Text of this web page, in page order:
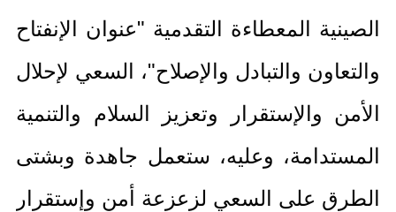
الصينية المعطاءة التقدمية "عنوان الإنفتاح
والتعاون والتبادل والإصلاح"، السعي لإحلال
الأمن والإستقرار وتعزيز السلام والتنمية
المستدامة، وعليه، ستعمل جاهدة وبشتى
الطرق على السعي لزعزعة أمن وإستقرار